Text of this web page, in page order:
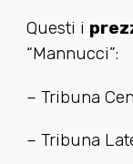
Questi i
“Mannucci”:
– Tribuna
– Tribuna